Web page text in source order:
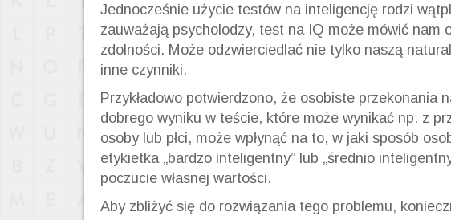
Jednocześnie użycie testów na inteligencję rodzi
zauważają psycholodzy, test na IQ może mówić nam
zdolności. Może odzwierciedlać nie tylko naszą
inne czynniki.
Przykładowo potwierdzono, że osobiste przekonania
dobrego wyniku w teście, które może wynikać np. z
osoby lub płci, może wpłynąć na to, w jaki sposób
etykietka „bardzo inteligentny” lub „średnio
poczucie własnej wartości.
Aby zbliżyć się do rozwiązania tego problemu,